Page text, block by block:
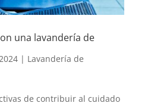
una lavandería de
| Lavandería de
de contribuir al cuidado